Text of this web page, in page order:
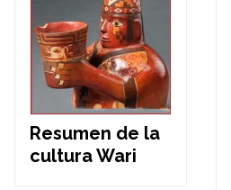
Resumen de la
cultura Wari